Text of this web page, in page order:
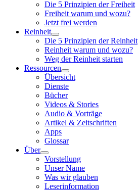
Die 5 Prinzipien der Freiheit
Freiheit warum und wozu?
Jetzt frei werden
Reinheit
Die 5 Prinzipien der Reinheit
Reinheit warum und wozu?
Weg der Reinheit starten
Ressourcen
Übersicht
Dienste
Bücher
Videos & Stories
Audio & Vorträge
Artikel & Zeitschriften
Apps
Glossar
Über
Vorstellung
Unser Name
Was wir glauben
Leser­infor­mation